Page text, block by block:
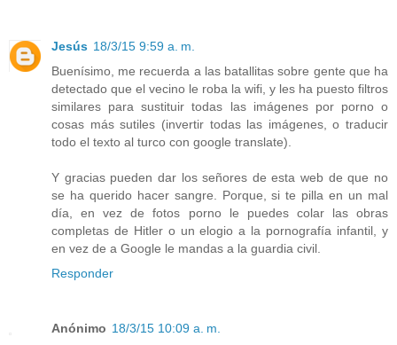
Jesús 18/3/15 9:59 a. m.
Buenísimo, me recuerda a las batallitas sobre gente que ha
detectado que el vecino le roba la wifi, y les ha puesto filtros
similares para sustituir todas las imágenes por porno o
cosas más sutiles (invertir todas las imágenes, o traducir
todo el texto al turco con google translate).
Y gracias pueden dar los señores de esta web de que no
se ha querido hacer sangre. Porque, si te pilla en un mal
día, en vez de fotos porno le puedes colar las obras
completas de Hitler o un elogio a la pornografía infantil, y
en vez de a Google le mandas a la guardia civil.
Responder
Anónimo 18/3/15 10:09 a. m.